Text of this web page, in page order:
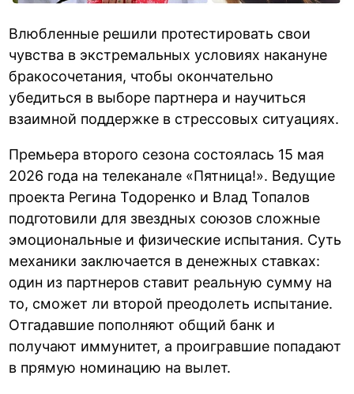
Влюбленные решили протестировать свои
чувства в экстремальных условиях накануне
бракосочетания, чтобы окончательно
убедиться в выборе партнера и научиться
взаимной поддержке в стрессовых ситуациях.
Премьера второго сезона состоялась 15 мая
2026 года на телеканале «Пятница!». Ведущие
проекта Регина Тодоренко и Влад Топалов
подготовили для звездных союзов сложные
эмоциональные и физические испытания. Суть
механики заключается в денежных ставках:
один из партнеров ставит реальную сумму на
то, сможет ли второй преодолеть испытание.
Отгадавшие пополняют общий банк и
получают иммунитет, а проигравшие попадают
в прямую номинацию на вылет.